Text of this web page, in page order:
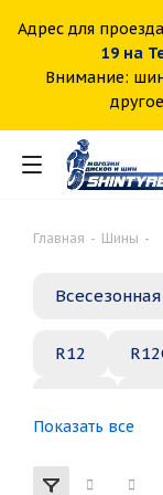
Адрес для
19 на
Внимание:
Главная - Шины -
Всесезонная
R12
Показать все